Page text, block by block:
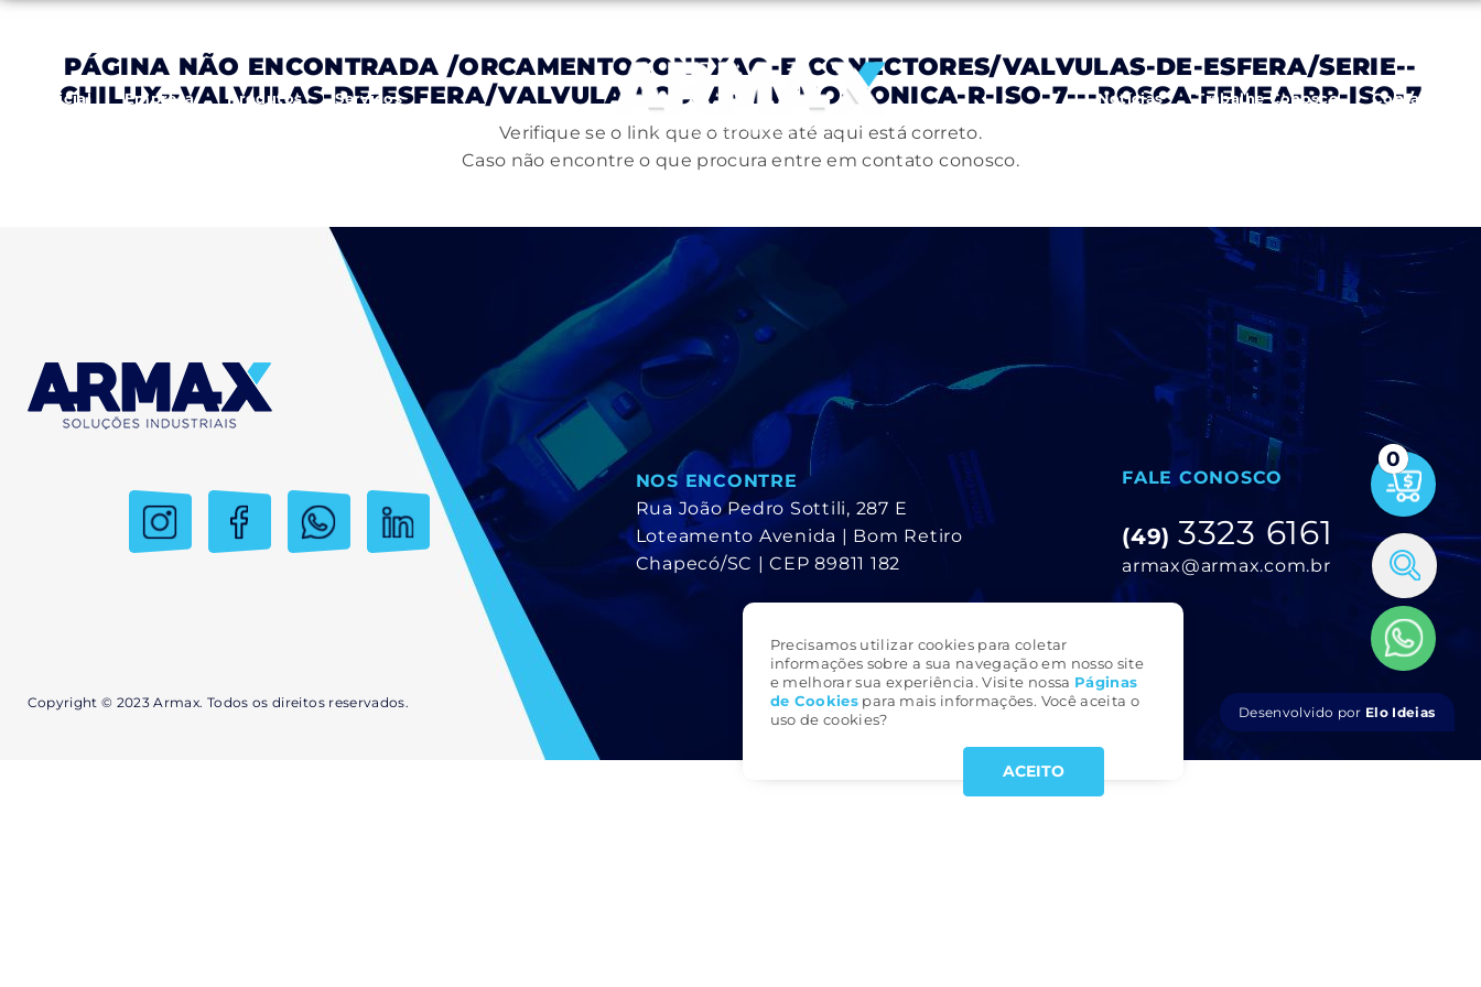
Precisamos utilizar cookies para coletar
informações sobre a sua navegação em nosso site
e melhorar sua experiência. Visite nossa Páginas
de Cookies para mais informações. Você aceita o
uso de cookies?
ACEITO
Inicial Empresa Produtos Serviços Notícias Trabalhe Conosco Contato
PÁGINA NÃO ENCONTRADA /ORCAMENTOCONEXAO-E-CONECTORES/VALVULAS-DE-ESFERA/SERIE--
GHILUX--VALVULAS-DE-ESFERA/VALVULA-ROSCA-MACHO-CONICA-R-ISO-7---ROSCA-FEMEA-RP-ISO-7
Verifique se o link que o trouxe até aqui está correto.
Caso não encontre o que procura entre em contato conosco.
0
NOS ENCONTRE
Rua João Pedro Sottili, 287 E
Loteamento Avenida | Bom Retiro
Chapecó/SC | CEP 89811 182
FALE CONOSCO
(49) 3323 6161
armax@armax.com.br
Copyright © 2023 Armax. Todos os direitos reservados.
Desenvolvido por Elo Ideias